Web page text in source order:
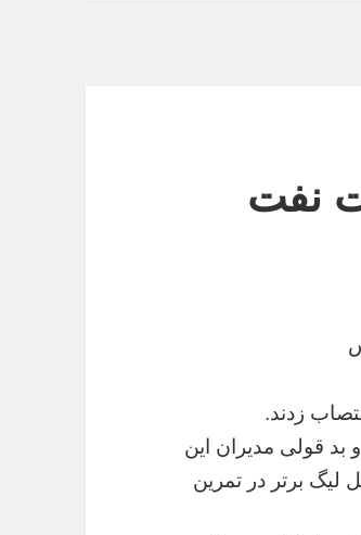
نفت
زدند.
بد قولی مدیران این
لیگ برتر در تمرین